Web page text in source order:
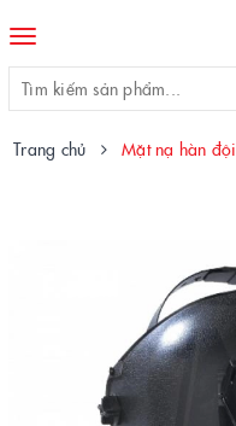
Toggle
navigation
Trang chủ Mặt nạ hàn đội